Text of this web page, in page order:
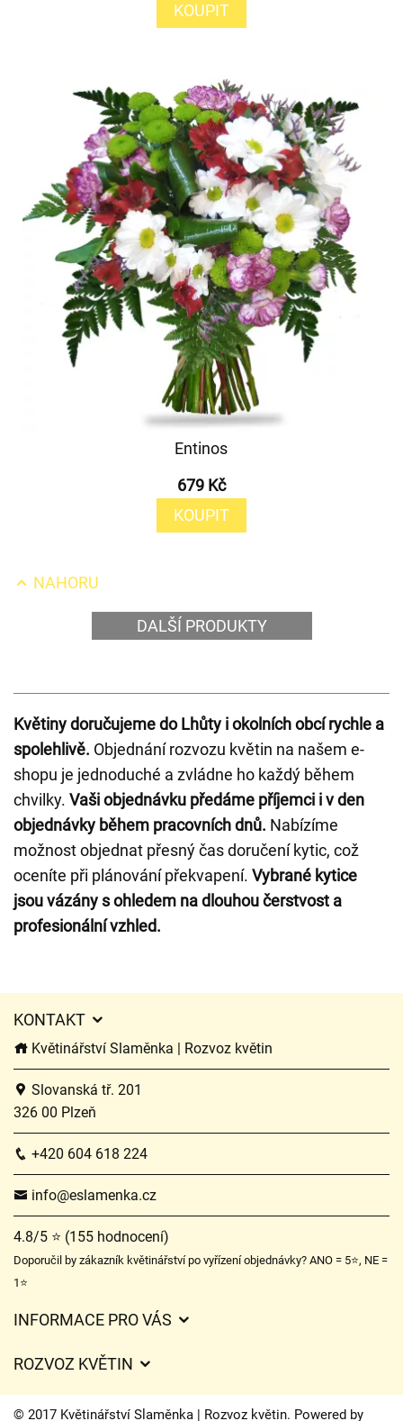
KOUPIT
Entinos
679 Kč
KOUPIT
NAHORU
DALŠÍ PRODUKTY
Květiny doručujeme do Lhůty i okolních obcí rychle a
spolehlivě. Objednání rozvozu květin na našem e-
shopu je jednoduché a zvládne ho každý během
chvilky. Vaši objednávku předáme příjemci i v den
objednávky během pracovních dnů. Nabízíme
možnost objednat přesný čas doručení kytic, což
oceníte při plánování překvapení. Vybrané kytice
jsou vázány s ohledem na dlouhou čerstvost a
profesionální vzhled.
KONTAKT
Květinářství Slaměnka | Rozvoz květin
Slovanská tř. 201
326 00 Plzeň
+420 604 618 224
info@eslamenka.cz
4.8/5 ⭐ (155 hodnocení)
Doporučil by zákazník květinářství po vyřízení objednávky? ANO = 5⭐, NE =
1⭐
INFORMACE PRO VÁS
Ochrana osobních údajů
ROZVOZ KVĚTIN
Ceny za doručení
© 2017 Květinářství Slaměnka | Rozvoz květin. Powered by